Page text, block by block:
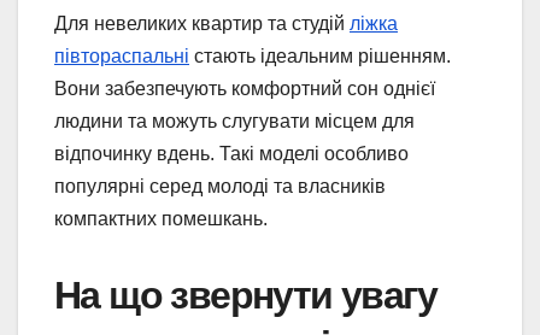
Для невеликих квартир та студій ліжка
півтораспальні стають ідеальним рішенням.
Вони забезпечують комфортний сон однієї
людини та можуть слугувати місцем для
відпочинку вдень. Такі моделі особливо
популярні серед молоді та власників
компактних помешкань.
На що звернути увагу